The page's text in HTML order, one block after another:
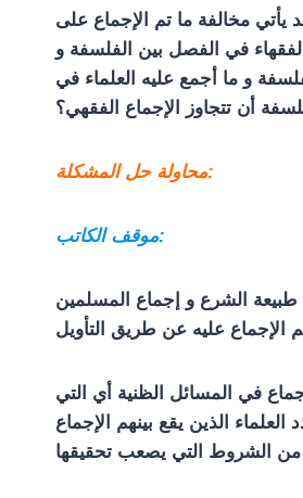
يأتي مخالفة ما تم الإجماع على
في الفصل بين الفلسفة و
و ما أجمع عليه العلماء في
أن تتجاوز الإجماع الفقهي؟
محاولة حل المشكلة:
موقف الكاتب:
طبيعة الشرع و إجماع المسلمين
في المسائل الظنية أي التي
الذين يقع بينهم الإجماع